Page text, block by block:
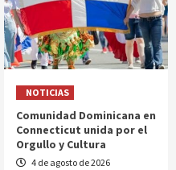
NOTICIAS
Comunidad Dominicana en
Connecticut unida por el
Orgullo y Cultura
4 de agosto de 2026